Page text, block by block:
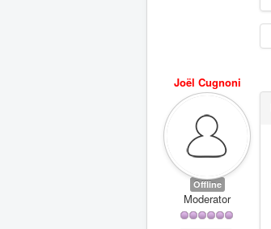
Joël Cugnoni
Offline
Moderator